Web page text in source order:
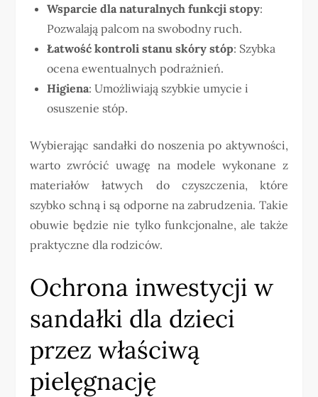
Wsparcie dla naturalnych funkcji stopy:
Pozwalają palcom na swobodny ruch.
Łatwość kontroli stanu skóry stóp: Szybka
ocena ewentualnych podrażnień.
Higiena: Umożliwiają szybkie umycie i
osuszenie stóp.
Wybierając sandałki do noszenia po aktywności,
warto zwrócić uwagę na modele wykonane z
materiałów łatwych do czyszczenia, które
szybko schną i są odporne na zabrudzenia. Takie
obuwie będzie nie tylko funkcjonalne, ale także
praktyczne dla rodziców.
Ochrona inwestycji w
sandałki dla dzieci
przez właściwą
pielęgnację